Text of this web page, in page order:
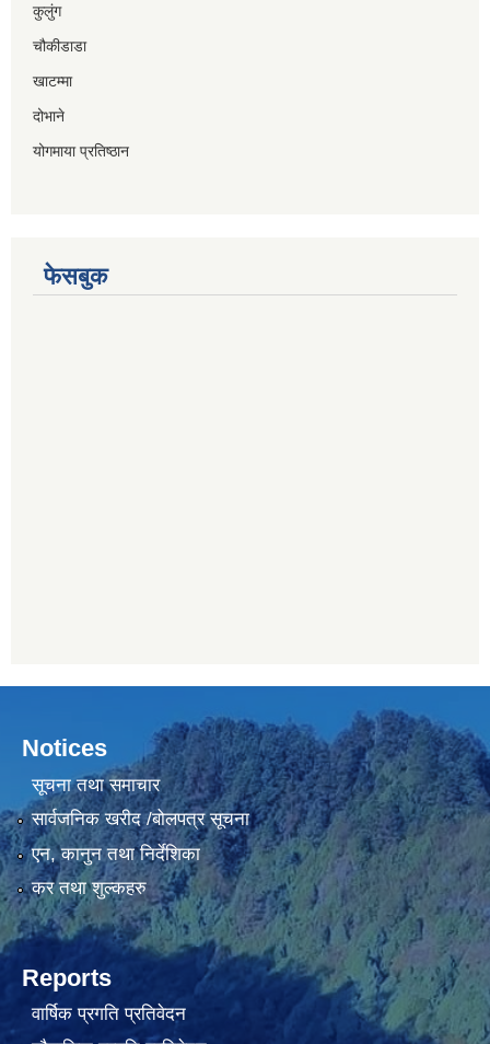
कुलुंग
चौकीडाडा
खाटम्मा
दोभाने
योगमाया प्रतिष्ठान
फेसबुक
Notices
सूचना तथा समाचार
सार्वजनिक खरीद /बोलपत्र सूचना
एन, कानुन तथा निर्देशिका
कर तथा शुल्कहरु
Reports
वार्षिक प्रगति प्रतिवेदन